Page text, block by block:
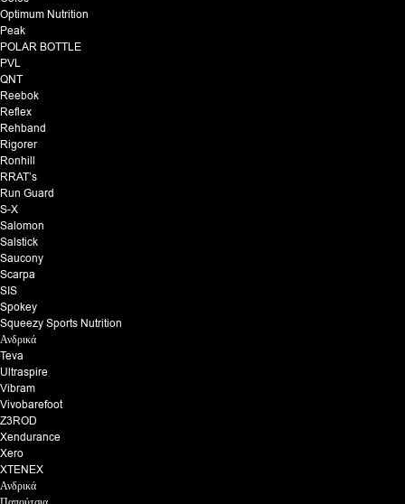
Optimum Nutrition
Peak
POLAR BOTTLE
PVL
QNT
Reebok
Reflex
Rehband
Rigorer
Ronhill
RRAT’s
Run Guard
S-X
Salomon
Salstick
Saucony
Scarpa
SIS
Spokey
Squeezy Sports Nutrition
Ανδρικά
Teva
Ultraspire
Vibram
Vivobarefoot
Z3ROD
Xendurance
Xero
XTENEX
Ανδρικά